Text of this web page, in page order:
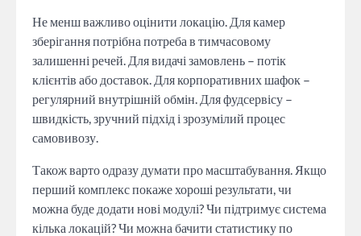
Не менш важливо оцінити локацію. Для камер
зберігання потрібна потреба в тимчасовому
залишенні речей. Для видачі замовлень – потік
клієнтів або доставок. Для корпоративних шафок –
регулярний внутрішній обмін. Для фудсервісу –
швидкість, зручний підхід і зрозумілий процес
самовивозу.
Також варто одразу думати про масштабування. Якщо
перший комплекс покаже хороші результати, чи
можна буде додати нові модулі? Чи підтримує система
кілька локацій? Чи можна бачити статистику по